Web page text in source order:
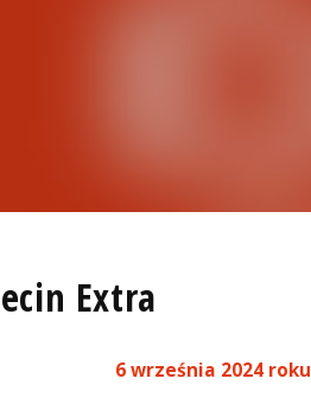
Extra
6 września 2024 roku